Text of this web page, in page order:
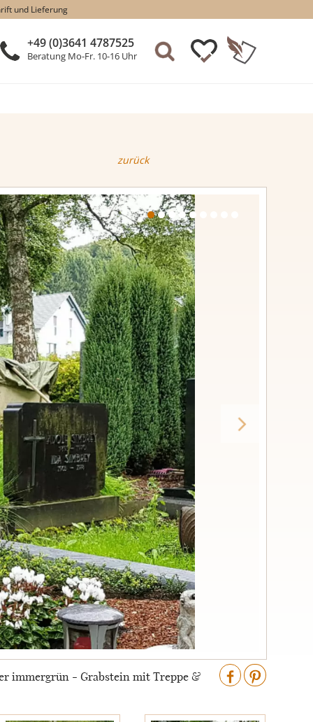
und Lieferung
+49 (0)3641 4787525
Beratung Mo-Fr. 10-16 Uhr
zurück
immergrün - Grabstein mit Treppe &